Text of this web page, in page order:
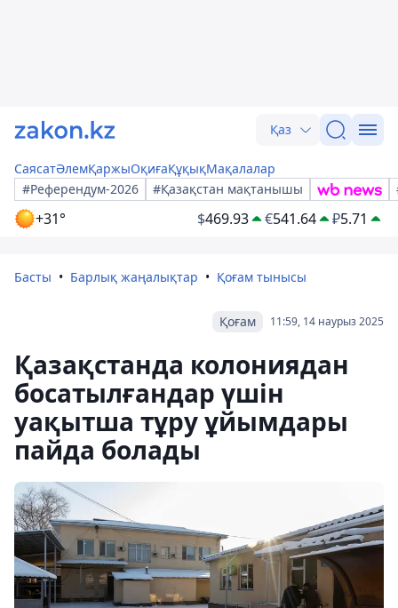
Қаз
СаясатӘлемҚаржыОқиғаҚұқықМақалалар
#Референдум-2026
#Қазақстан мақтанышы
+31° $469.93 €541.64 ₽5.71
Басты Барлық жаңалықтар Қоғам тынысы
11:59, 14 наурыз 2025
Қоғам
Қазақстанда колониядан
босатылғандар үшін
уақытша тұру ұйымдары
пайда болады